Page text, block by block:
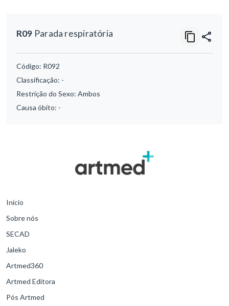
R09 Parada respiratória
Código: R092
Classificação: -
Restrição do Sexo: Ambos
Causa óbito: -
Início
Sobre nós
SECAD
Jaleko
Artmed360
Artmed Editora
Pós Artmed